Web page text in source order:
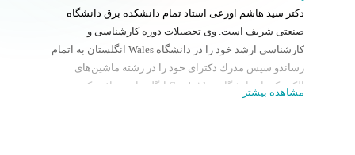
دکتر سید هاشم اورعی استاد تمام دانشکده برق دانشگاه
صنعتی شریف است. وی تحصیلات دوره کارشناسی و
کارشناسی ارشد خود را در دانشگاه Wales انگلستان به اتمام
رساندو سپس مدرك دکترای خود را در رشته ماشین‌های
الکتریکی از دانشگاه Cambridge انگلستان دریافت كرد.
مشاهده بیشتر